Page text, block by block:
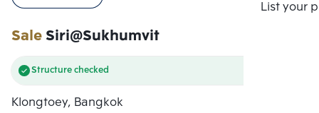
List your
SaleSiri@Sukhumvit
Structure checked
Klongtoey, Bangkok